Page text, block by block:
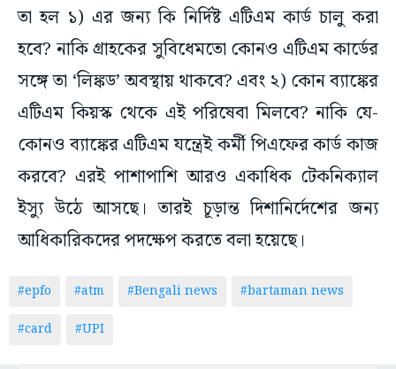
তা হল ১) এর জন্য কি নির্দিষ্ট এটিএম কার্ড চালু করা
হবে? নাকি গ্রাহকের সুবিধেমতো কোনও এটিএম কার্ডের
সঙ্গে তা ‘লিঙ্কড’ অবস্থায় থাকবে? এবং ২) কোন ব্যাঙ্কের
এটিএম কিয়স্ক থেকে এই পরিষেবা মিলবে? নাকি যে-
কোনও ব্যাঙ্কের এটিএম যন্ত্রেই কর্মী পিএফের কার্ড কাজ
করবে? এরই পাশাপাশি আরও একাধিক টেকনিক্যাল
ইস্যু উঠে আসছে। তারই চূড়ান্ত দিশানির্দেশের জন্য
আধিকারিকদের পদক্ষেপ করতে বলা হয়েছে।
#epfo #atm #Bengali news
#bartaman news
#card
#UPI